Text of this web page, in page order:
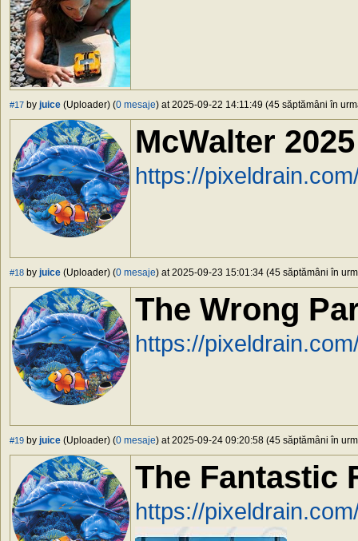
#17 by juice (Uploader) (0 mesaje) at 2025-09-22 14:11:49 (45 săptămâni în
McWalter 2025
https://
#18 by juice (Uploader) (0 mesaje) at 2025-09-23 15:01:34 (45 săptămâni în
The Wrong
https://
#19 by juice (Uploader) (0 mesaje) at 2025-09-24 09:20:58 (45 săptămâni în
The Fantastic
https://